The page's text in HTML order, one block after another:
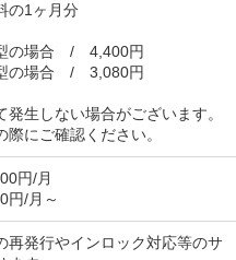
の1ヶ月分
場合 / 4,400円
/ 3,080円
生しない場合がございます。
にご確認ください。
/月
円/月～
再発行やインロック対応等のサ